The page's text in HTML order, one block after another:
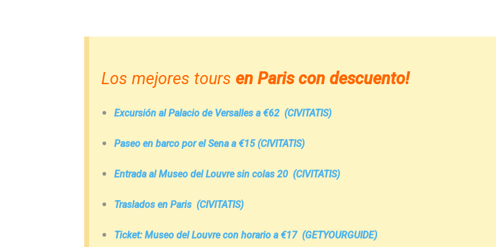
Los mejores tours en Pari­s con descuento!
Excursión al Palacio de Versalles a €62 (CIVITATIS)
Paseo en barco por el Sena a €15(CIVITATIS)
Entrada al Museo del Louvre sin colas 20 (CIVITATIS)
Traslados en Paris (CIVITATIS)
Ticket: Museo del Louvre con horario a €17 (GETYOURGUIDE)